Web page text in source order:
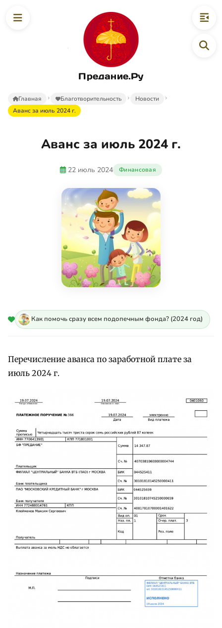
Предание.Ру
Главная Благотворительность
Новости
Аванс за июль 2024 г.
Аванс за июль 2024 г.
22 июль 2024 Финансовая
Как помочь сразу всем подопечным фонда? (2024 год)
Перечисление аванса по заработной плате за
июль 2024 г.